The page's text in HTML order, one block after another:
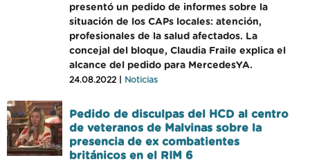
presentó un pedido de informes sobre la
situación de los CAPs locales: atención,
profesionales de la salud afectados. La
concejal del bloque, Claudia Fraile explica el
alcance del pedido para MercedesYA.
24.08.2022 | Noticias
Pedido de disculpas del HCD al centro
de veteranos de Malvinas sobre la
presencia de ex combatientes
británicos en el RIM 6